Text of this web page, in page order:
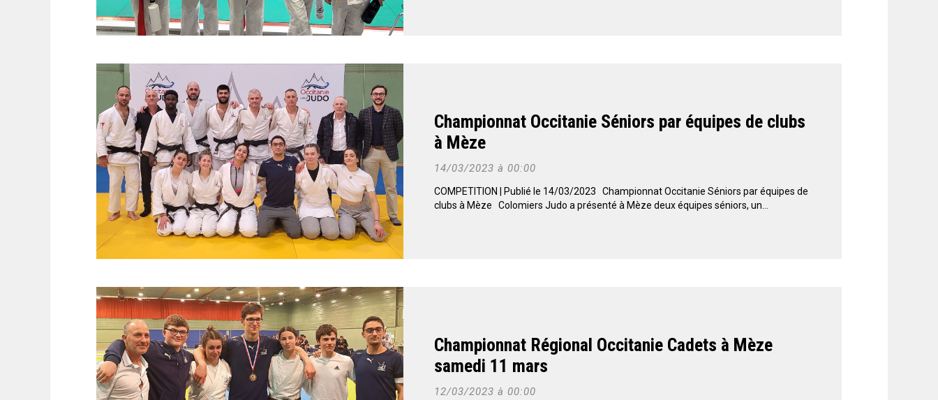
Championnat Occitanie Séniors par équipes de clubs
à Mèze
14/03/2023 à 00:00
COMPETITION | Publié le 14/03/2023 Championnat Occitanie Séniors par équipes de
clubs à Mèze Colomiers Judo a présenté à Mèze deux équipes séniors, un...
Championnat Régional Occitanie Cadets à Mèze
samedi 11 mars
12/03/2023 à 00:00